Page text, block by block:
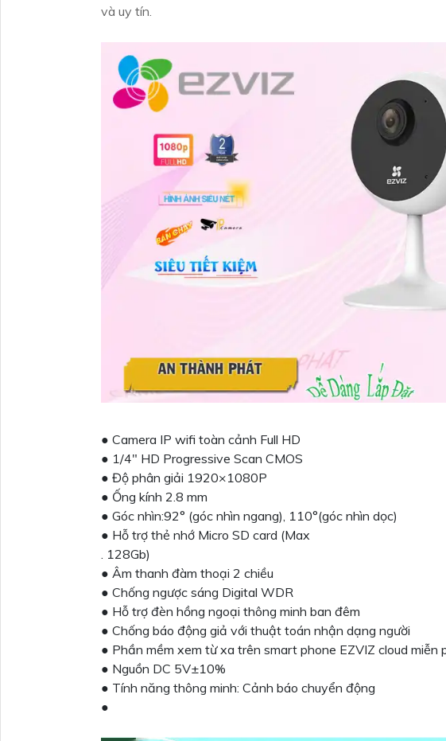
và uy tín.
● Camera IP wifi toàn cảnh Full HD
● 1/4" HD Progressive Scan CMOS
● Độ phân giải 1920×1080P
● Ống kính 2.8 mm
● Góc nhìn:92° (góc nhìn ngang), 110°(góc nhìn dọc)
● Hỗ trợ thẻ nhớ Micro SD card (Max
. 128Gb)
● Âm thanh đàm thoại 2 chiều
● Chống ngược sáng Digital WDR
● Hỗ trợ đèn hồng ngoại thông minh ban đêm
● Chống báo động giả với thuật toán nhận dạng người
● Phần mềm xem từ xa trên smart phone EZVIZ cloud miễn
● Nguồn DC 5V±10%
● Tính năng thông minh: Cảnh báo chuyển động
●